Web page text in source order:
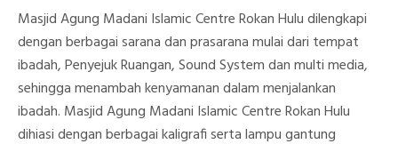
Masjid Agung Madani Islamic Centre Rokan Hulu dilengkapi
dengan berbagai sarana dan prasarana mulai dari tempat
ibadah, Penyejuk Ruangan, Sound System dan multi media,
sehingga menambah kenyamanan dalam menjalankan
ibadah. Masjid Agung Madani Islamic Centre Rokan Hulu
dihiasi dengan berbagai kaligrafi serta lampu gantung